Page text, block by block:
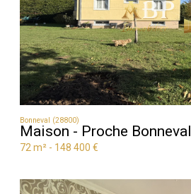
Bonneval (28800)
Maison - Proche
72 m² - 148 400 €